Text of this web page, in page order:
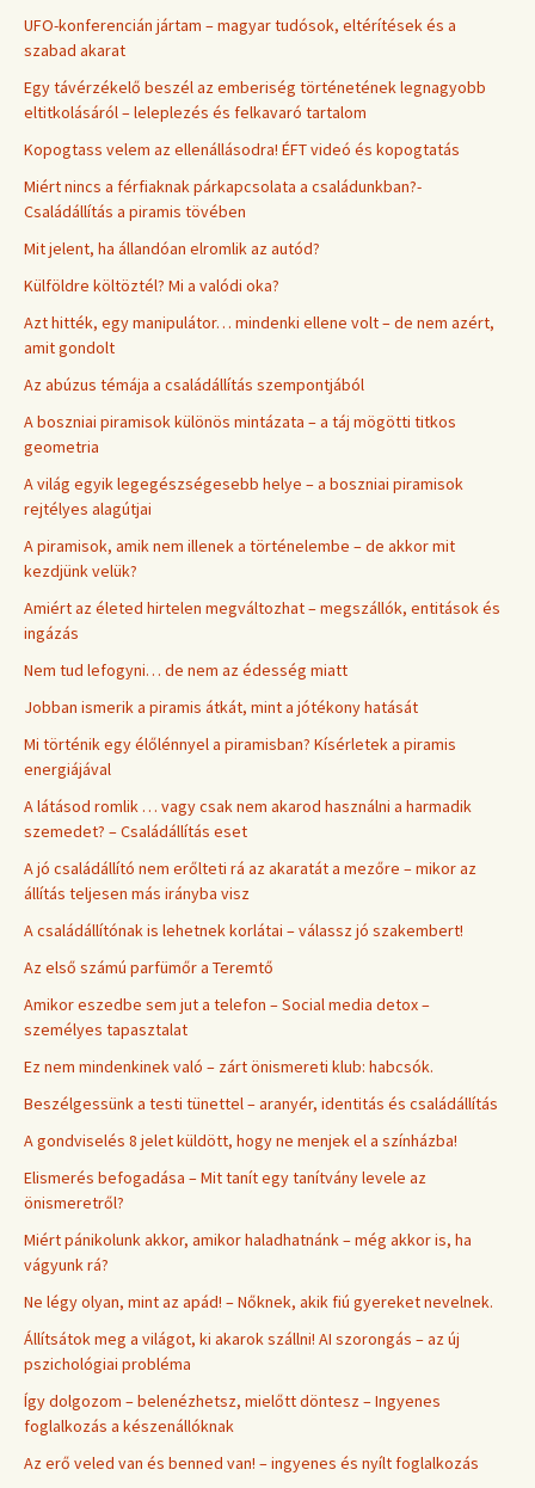
UFO-konferencián jártam – magyar tudósok, eltérítések és a
szabad akarat
Egy távérzékelő beszél az emberiség történetének legnagyobb
eltitkolásáról – leleplezés és felkavaró tartalom
Kopogtass velem az ellenállásodra! ÉFT videó és kopogtatás
Miért nincs a férfiaknak párkapcsolata a családunkban?-
Családállítás a piramis tövében
Mit jelent, ha állandóan elromlik az autód?
Külföldre költöztél? Mi a valódi oka?
Azt hitték, egy manipulátor… mindenki ellene volt – de nem azért,
amit gondolt
Az abúzus témája a családállítás szempontjából
A boszniai piramisok különös mintázata – a táj mögötti titkos
geometria
A világ egyik legegészségesebb helye – a boszniai piramisok
rejtélyes alagútjai
A piramisok, amik nem illenek a történelembe – de akkor mit
kezdjünk velük?
Amiért az életed hirtelen megváltozhat – megszállók, entitások és
ingázás
Nem tud lefogyni… de nem az édesség miatt
Jobban ismerik a piramis átkát, mint a jótékony hatását
Mi történik egy élőlénnyel a piramisban? Kísérletek a piramis
energiájával
A látásod romlik … vagy csak nem akarod használni a harmadik
szemedet? – Családállítás eset
A jó családállító nem erőlteti rá az akaratát a mezőre – mikor az
állítás teljesen más irányba visz
A családállítónak is lehetnek korlátai – válassz jó szakembert!
Az első számú parfümőr a Teremtő
Amikor eszedbe sem jut a telefon – Social media detox –
személyes tapasztalat
Ez nem mindenkinek való – zárt önismereti klub: habcsók.
Beszélgessünk a testi tünettel – aranyér, identitás és családállítás
A gondviselés 8 jelet küldött, hogy ne menjek el a színházba!
Elismerés befogadása – Mit tanít egy tanítvány levele az
önismeretről?
Miért pánikolunk akkor, amikor haladhatnánk – még akkor is, ha
vágyunk rá?
Ne légy olyan, mint az apád! – Nőknek, akik fiú gyereket nevelnek.
Állítsátok meg a világot, ki akarok szállni! AI szorongás – az új
pszichológiai probléma
Így dolgozom – belenézhetsz, mielőtt döntesz – Ingyenes
foglalkozás a készenállóknak
Az erő veled van és benned van! – ingyenes és nyílt foglalkozás